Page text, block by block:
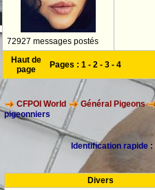
72927 messages postés
Haut de
page
Pages : 1 - 2 - 3 - 4
CFPOI World Général Pigeons
pigeonniers
Identification
Divers